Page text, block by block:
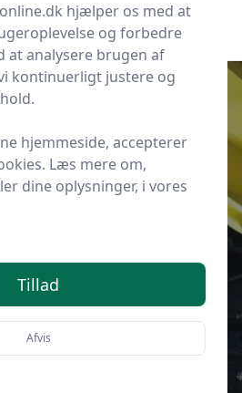
køb af brugt bil
hjælper os med at
og forbedre
at analysere brugen af
kontinuerligt justere og
hjemmeside, accepterer
Læs mere om,
dine oplysninger, i vores
Tillad
Afvis